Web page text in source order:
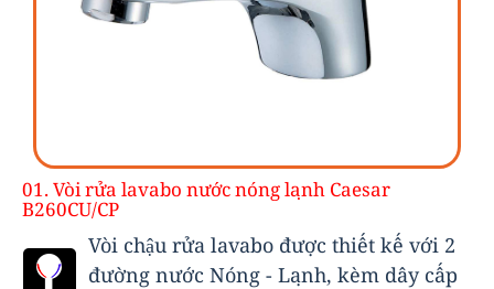
01. Vòi rửa lavabo nước nóng lạnh Caesar
B260CU/CP
Vòi chậu rửa lavabo được thiết kế với 2
đường nước Nóng - Lạnh, kèm dây cấp